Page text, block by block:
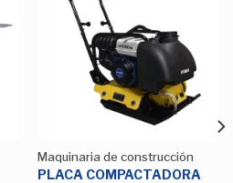
Lista de
deseos
Maquinaria de construcción
PLACA COMPACTADORA